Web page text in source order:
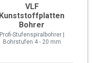
VLF
Kunststoffplatten
Bohrer
Profi-Stufenspiralbohrer |
Bohrstufen 4 - 20 mm